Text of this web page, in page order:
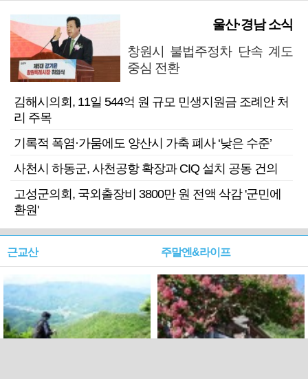
울산·경남 소식
창원시 불법주정차 단속 계도
중심 전환
김해시의회, 11일 544억 원 규모 민생지원금 조례안 처
리 주목
기록적 폭염·가뭄에도 양산시 가축 폐사 ‘낮은 수준’
사천시 하동군, 사천공항 확장과 CIQ 설치 공동 건의
고성군의회, 국외출장비 3800만 원 전액 삭감 '군민에
환원'
근교산 주말엔&라이프